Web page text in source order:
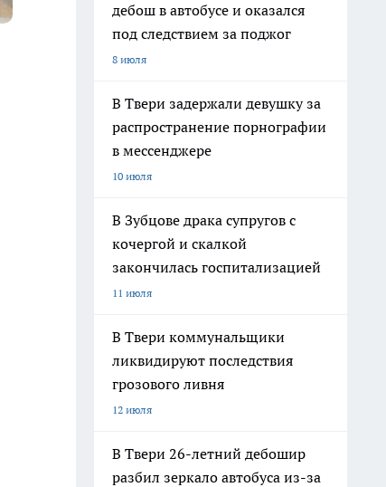
дебош в автобусе и оказался
под следствием за поджог
8 июля
В Твери задержали девушку за
распространение порнографии
в мессенджере
10 июля
В Зубцове драка супругов с
кочергой и скалкой
закончилась госпитализацией
11 июля
В Твери коммунальщики
ликвидируют последствия
грозового ливня
12 июля
В Твери 26-летний дебошир
разбил зеркало автобуса из-за